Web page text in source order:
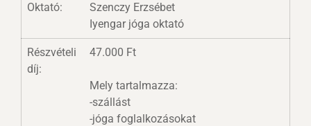
Oktató:
Szenczy Erzsébet
Iyengar jóga oktató
Részvételi
díj:
47.000 Ft
Mely tartalmazza:
-szállást
-jóga foglalkozásokat